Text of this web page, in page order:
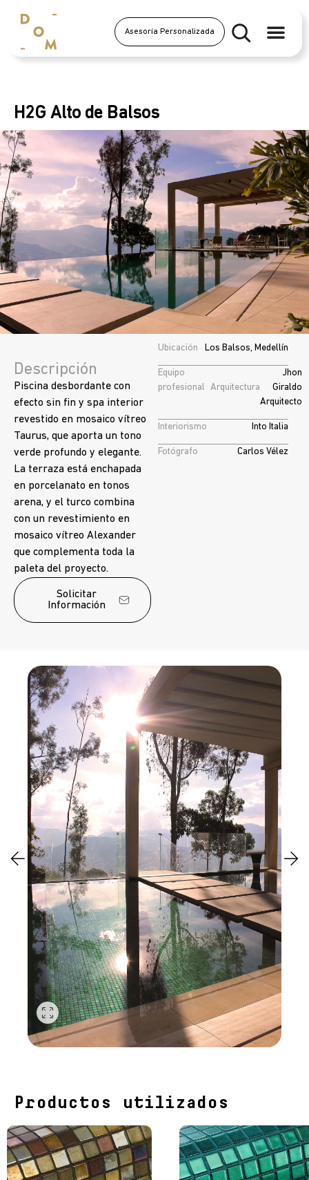
Asesoría Personalizada
H2G Alto de Balsos
Ubicación Los Balsos, Medellín
Equipo
profesional Arquitectura
Jhon
Giraldo
Arquitecto
Interiorismo Into Italia
Fotógrafo Carlos Vélez
Descripción
Piscina desbordante con
efecto sin fin y spa interior
revestido en mosaico vítreo
Taurus, que aporta un tono
verde profundo y elegante.
La terraza está enchapada
en porcelanato en tonos
arena, y el turco combina
con un revestimiento en
mosaico vítreo Alexander
que complementa toda la
paleta del proyecto.
Solicitar
Información
Productos utilizados